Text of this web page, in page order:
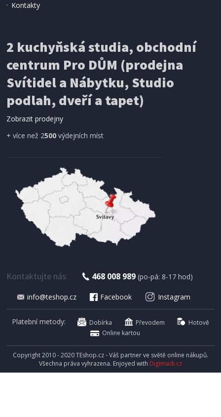
611 Kč Přidat do košíku
KOŠ ODPADKOVÝ NEREZ
Kela KL-10927 Mala 12 l
Kontakty
2 kuchyňská studia, obchodní
centrum Pro DŮM (prodejna
Svítidel a Nábytku, Studio
podlah, dveří a tapet)
Zobrazit prodejny
+ více než 2500 výdejních míst
Kontaktujte nás: 468 008 989 (po-pá: 8-17 hod)
info@teshop.cz Facebook Instagram
Platební metody: Dobírka Převodem
Hotově
Online kartou
Copyright 2010 - 2020 TEshop.cz - Váš partner ve světě online nákupů.
Všechna práva vyhrazena. Enjoyed with Digimadi.cz